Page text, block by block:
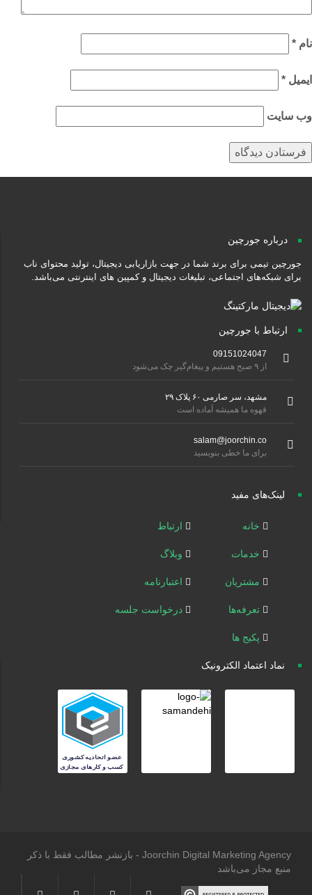
*
*
سایت
درباره جورچین
جورچین تیمی برای برند شما در جهت بازاریابی دیجیتال، تولید محتوای ناب
برای شبکه‌های اجتماعی، تبلیغات دیجیتال و کمپین های اینترنتی می‌باشد.
ارتباط با جورچین
09151024047
مشهد، سر صارمی ۶۰ پلاک ۲۹
قهوه ما همیشه آماده است
salam@joorchin.co
برای ما خطی بنویسید
لینک‌های مفید
خانه
خدمات
مشتریان
تعرفه‌ها
پکیج ها
ارتباط
وبلاگ
اعتبارنامه
درخواست جلسه
نماد اعتماد الکترونیک
Joorchin Digital Marketing Agency - بازنشر مطالب فقط با ذکر
منبع مجاز می‌باشد